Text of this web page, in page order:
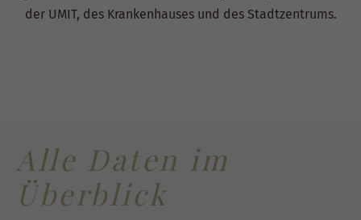
der UMIT, des Krankenhauses und des Stadtzentrums.
Alle Daten im
Überblick